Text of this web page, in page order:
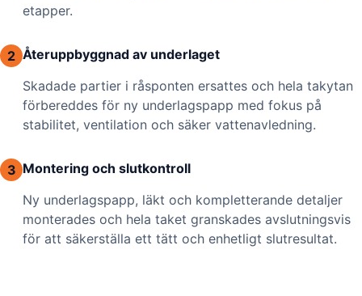
etapper.
2 Återuppbyggnad av underlaget
Skadade partier i råsponten ersattes och hela takytan
förbereddes för ny underlagspapp med fokus på
stabilitet, ventilation och säker vattenavledning.
3 Montering och slutkontroll
Ny underlagspapp, läkt och kompletterande detaljer
monterades och hela taket granskades avslutningsvis
för att säkerställa ett tätt och enhetligt slutresultat.